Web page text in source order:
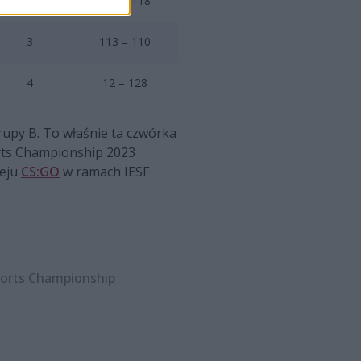
3 113 – 110
4 12 – 128
B. To właśnie ta czwórka
Championship 2023
CS:GO w ramach IESF
Championship